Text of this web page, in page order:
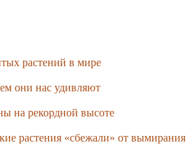
растений в мире
они нас удивляют
на рекордной высоте
растения «сбежали» от вымирания